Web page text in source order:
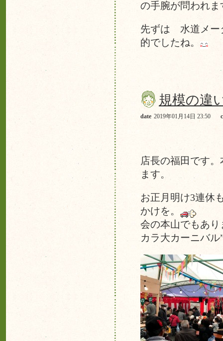
の手腕が問われま
先ずは 水道メー
的でしたね。
規模の違
date 2019年01月14日 23:50
店長の福田です
ます。
お正月明け3連
かけを。
会の本山でもあ
カラ大カーニバル